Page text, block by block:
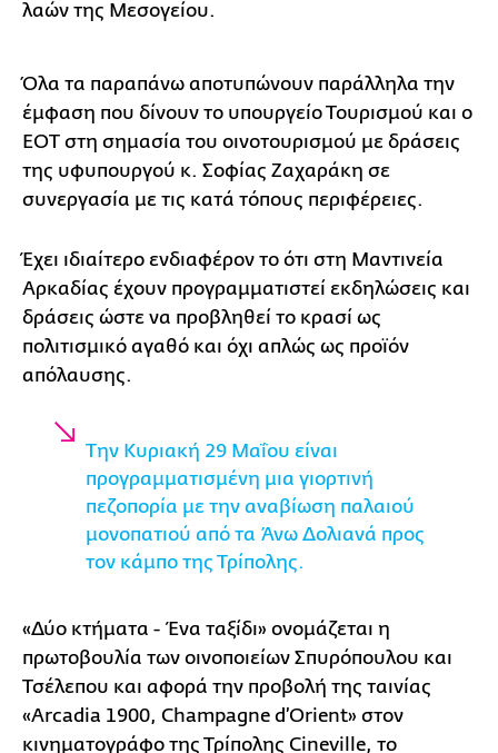
λαών της Μεσογείου.
Όλα τα παραπάνω αποτυπώνουν παράλληλα την
έμφαση που δίνουν το υπουργείο Τουρισμού και ο
ΕΟΤ στη σημασία του οινοτουρισμού με δράσεις
της υφυπουργού κ. Σοφίας Ζαχαράκη σε
συνεργασία με τις κατά τόπους περιφέρειες.
Έχει ιδιαίτερο ενδιαφέρον το ότι στη Μαντινεία
Αρκαδίας έχουν προγραμματιστεί εκδηλώσεις και
δράσεις ώστε να προβληθεί το κρασί ως
πολιτισμικό αγαθό και όχι απλώς ως προϊόν
απόλαυσης.
Την Κυριακή 29 Μαΐου είναι
προγραμματισμένη μια γιορτινή
πεζοπορία με την αναβίωση παλαιού
μονοπατιού από τα Άνω Δολιανά προς
τον κάμπο της Τρίπολης.
«Δύο κτήματα - Ένα ταξίδι» ονομάζεται η
πρωτοβουλία των οινοποιείων Σπυρόπουλου και
Τσέλεπου και αφορά την προβολή της ταινίας
«Arcadia 1900, Champagne d’Orient» στον
κινηματογράφο της Τρίπολης Cineville, το